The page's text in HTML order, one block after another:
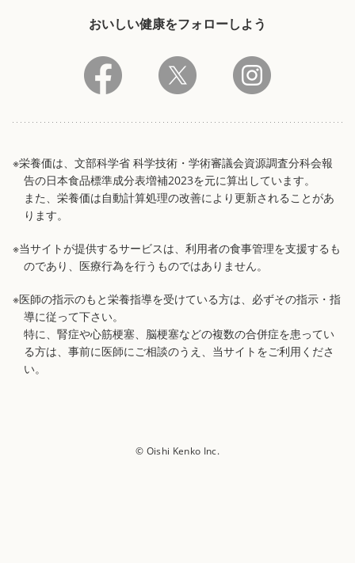
おいしい健康をフォローしよう
※栄養価は、文部科学省 科学技術・学術審議会資源調査分科会報
告の日本食品標準成分表増補2023を元に算出しています。
また、栄養価は自動計算処理の改善により更新されることがあ
ります。
※当サイトが提供するサービスは、利用者の食事管理を支援するも
のであり、医療行為を行うものではありません。
※医師の指示のもと栄養指導を受けている方は、必ずその指示・指
導に従って下さい。
特に、腎症や心筋梗塞、脳梗塞などの複数の合併症を患ってい
る方は、事前に医師にご相談のうえ、当サイトをご利用くださ
い。
© Oishi Kenko Inc.